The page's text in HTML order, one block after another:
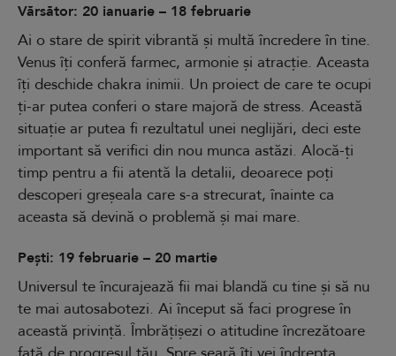
Vărsător: 20 ianuarie – 18 februarie
Ai o stare de spirit vibrantă și multă încredere în tine.
Venus îți conferă farmec, armonie și atracție. Aceasta
îți deschide chakra inimii. Un proiect de care te ocupi
ți-ar putea conferi o stare majoră de stress. Această
situație ar putea fi rezultatul unei neglijări, deci este
important să verifici din nou munca astăzi. Alocă-ți
timp pentru a fii atentă la detalii, deoarece poți
descoperi greșeala care s-a strecurat, înainte ca
aceasta să devină o problemă și mai mare.
Pești: 19 februarie – 20 martie
Universul te încurajează fii mai blandă cu tine și să nu
te mai autosabotezi. Ai început să faci progrese în
această privință. Îmbrățișezi o atitudine încrezătoare